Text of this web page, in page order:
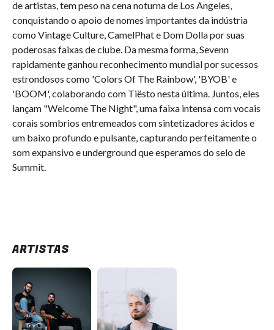
de artistas, tem peso na cena noturna de Los Angeles,
conquistando o apoio de nomes importantes da indústria
como Vintage Culture, CamelPhat e Dom Dolla por suas
poderosas faixas de clube. Da mesma forma, Sevenn
rapidamente ganhou reconhecimento mundial por sucessos
estrondosos como 'Colors Of The Rainbow', 'BYOB' e
'BOOM', colaborando com Tiësto nesta última. Juntos, eles
lançam "Welcome The Night", uma faixa intensa com vocais
corais sombrios entremeados com sintetizadores ácidos e
um baixo profundo e pulsante, capturando perfeitamente o
som expansivo e underground que esperamos do selo de
Summit.
ARTISTAS